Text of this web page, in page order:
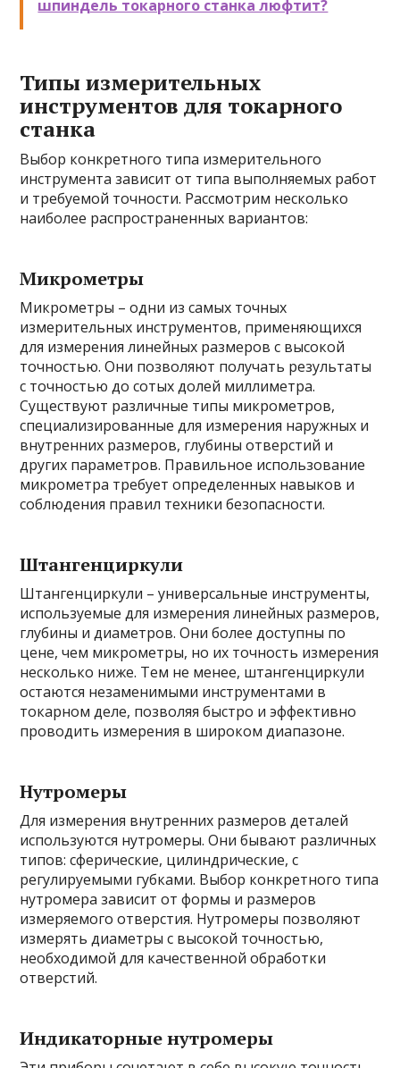
шпиндель токарного станка люфтит?
Типы измерительных
инструментов для токарного
станка
Выбор конкретного типа измерительного
инструмента зависит от типа выполняемых работ
и требуемой точности. Рассмотрим несколько
наиболее распространенных вариантов:
Микрометры
Микрометры – одни из самых точных
измерительных инструментов, применяющихся
для измерения линейных размеров с высокой
точностью. Они позволяют получать результаты
с точностью до сотых долей миллиметра.
Существуют различные типы микрометров,
специализированные для измерения наружных и
внутренних размеров, глубины отверстий и
других параметров. Правильное использование
микрометра требует определенных навыков и
соблюдения правил техники безопасности.
Штангенциркули
Штангенциркули – универсальные инструменты,
используемые для измерения линейных размеров,
глубины и диаметров. Они более доступны по
цене, чем микрометры, но их точность измерения
несколько ниже. Тем не менее, штангенциркули
остаются незаменимыми инструментами в
токарном деле, позволяя быстро и эффективно
проводить измерения в широком диапазоне.
Нутромеры
Для измерения внутренних размеров деталей
используются нутромеры. Они бывают различных
типов: сферические, цилиндрические, с
регулируемыми губками. Выбор конкретного типа
нутромера зависит от формы и размеров
измеряемого отверстия. Нутромеры позволяют
измерять диаметры с высокой точностью,
необходимой для качественной обработки
отверстий.
Индикаторные нутромеры